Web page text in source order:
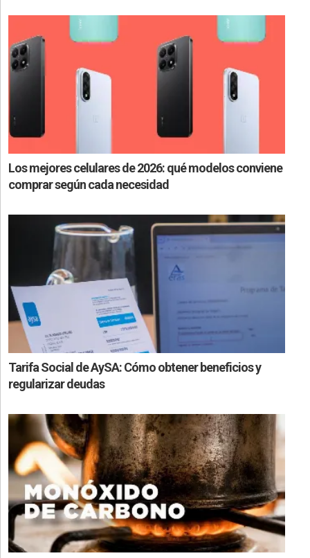
Los mejores celulares de 2026: qué modelos conviene
comprar según cada necesidad
Tarifa Social de AySA: Cómo obtener beneficios y
regularizar deudas